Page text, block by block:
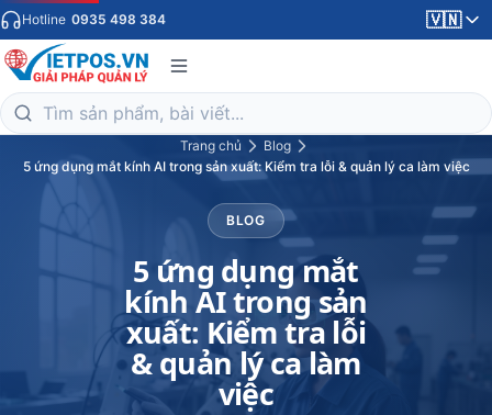
Hotline 0935 498 384 🇻🇳
Trang chủ
Blog
5 ứng dụng mắt kính AI trong sản xuất: Kiểm tra lỗi & quản lý ca làm việc
BLOG
5 ứng dụng mắt
kính AI trong sản
xuất: Kiểm tra lỗi
& quản lý ca làm
việc